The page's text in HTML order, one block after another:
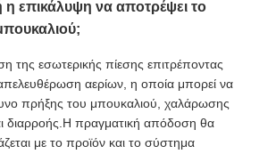
η επικάλυψη να αποτρέψει το
της εσωτερικής πίεσης επιτρέποντας
αερίων, η οποία μπορεί να
πρήξης του μπουκαλιού, χαλάρωσης
διαρροής.Η πραγματική απόδοση θα
με το προϊόν και το σύστημα